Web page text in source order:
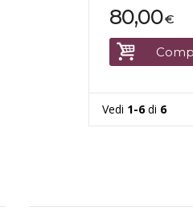
€
80,00
Vedi 1-6di 6